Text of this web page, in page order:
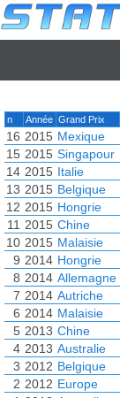
n Année Grand Prix
16 2015 Mexique
15 2015 Singapour
14 2015 Italie
13 2015 Belgique
12 2015 Hongrie
11 2015 Chine
10 2015 Malaisie
9 2014 Hongrie
8 2014 Allemagne
7 2014 Autriche
6 2014 Malaisie
5 2013 Chine
4 2013 Australie
3 2012 Belgique
2 2012 Europe